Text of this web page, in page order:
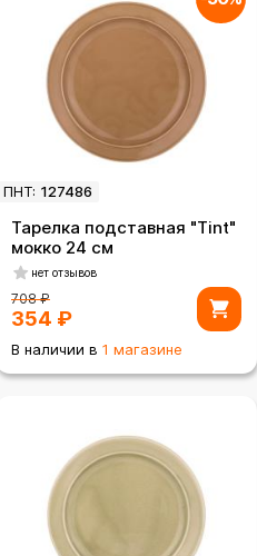
ПНТ: 127486
Тарелка подставная "Tint"
мокко 24 см
нет отзывов
708₽
354 ₽
В наличии в 1 магазине